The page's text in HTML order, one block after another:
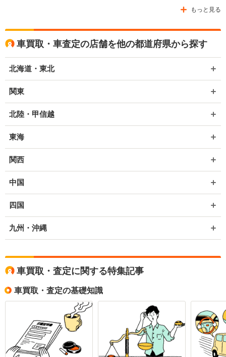
もっと見る
車買取・車査定の店舗を他の都道府県から探す
北海道・東北
関東
北陸・甲信越
東海
関西
中国
四国
九州・沖縄
車買取・査定に関する特集記事
車買取・査定の基礎知識